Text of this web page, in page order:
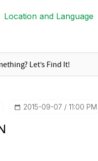
Location and Language
‎2015-09-07 11:00 PM